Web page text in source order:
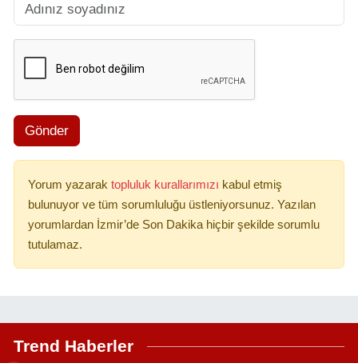
Gönder
Yorum yazarak topluluk kurallarımızı kabul etmiş
bulunuyor ve tüm sorumluluğu üstleniyorsunuz. Yazılan
yorumlardan İzmir’de Son Dakika hiçbir şekilde sorumlu
tutulamaz.
Trend Haberler